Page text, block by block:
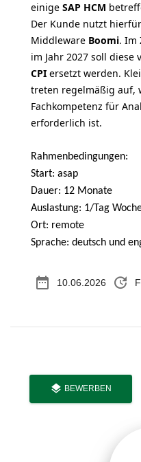
einige SAP HCM
Der Kunde nutzt
Middleware Boomi. Im
im Jahr 2027 soll
CPI ersetzt werden.
treten regelmäßig auf,
Fachkompetenz für
erforderlich ist.
Rahmenbedingungen:
Start: asap
Dauer: 12 Monate
Auslastung: 1/Tag
Ort: remote
Sprache: deutsch und
date_range 10.06.2026 update
layers BEWERBEN